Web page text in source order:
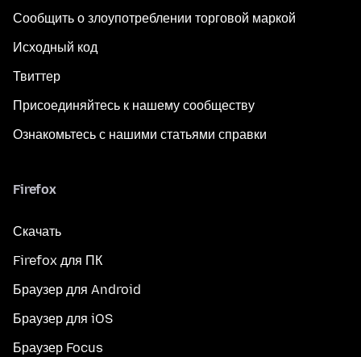
Сообщить о злоупотреблении торговой маркой
Исходный код
Твиттер
Присоединяйтесь к нашему сообществу
Ознакомьтесь с нашими статьями справки
Firefox
Скачать
Firefox для ПК
Браузер для Android
Браузер для iOS
Браузер Focus